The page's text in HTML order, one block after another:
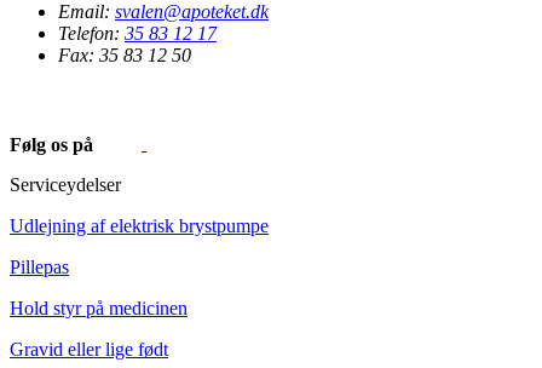
Email: svalen@apoteket.dk
Telefon: 35 83 12 17
Fax: 35 83 12 50
Følg os på
Serviceydelser
Udlejning af elektrisk brystpumpe
Pillepas
Hold styr på medicinen
Gravid eller lige født